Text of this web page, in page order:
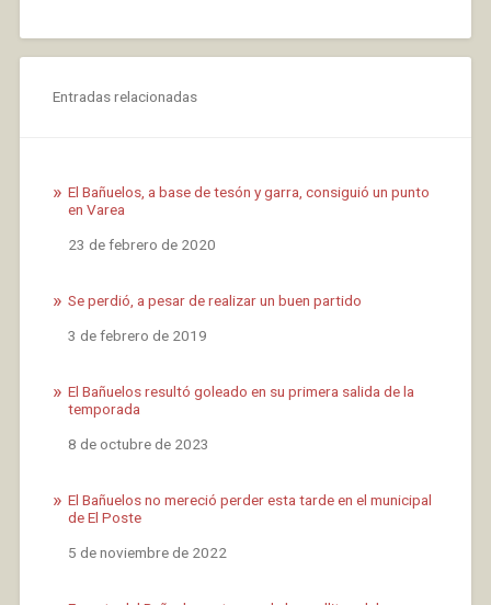
Entradas relacionadas
El Bañuelos, a base de tesón y garra, consiguió un punto
en Varea
Fecha
23 de febrero de 2020
Se perdió, a pesar de realizar un buen partido
Fecha
3 de febrero de 2019
El Bañuelos resultó goleado en su primera salida de la
temporada
Fecha
8 de octubre de 2023
El Bañuelos no mereció perder esta tarde en el municipal
de El Poste
Fecha
5 de noviembre de 2022